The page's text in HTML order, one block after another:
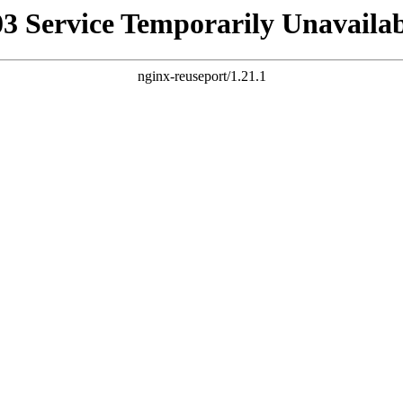
Service Temporarily
nginx-reuseport/1.21.1